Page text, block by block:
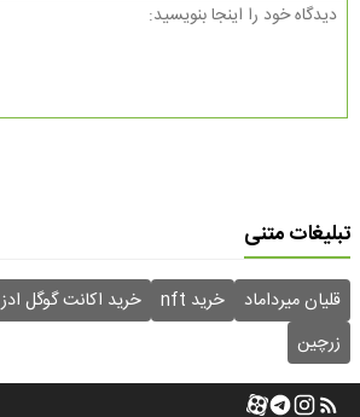
تبلیغات متنی
قلیان میرداماد خرید nft خرید اکانت گوگل ادز
زرچین